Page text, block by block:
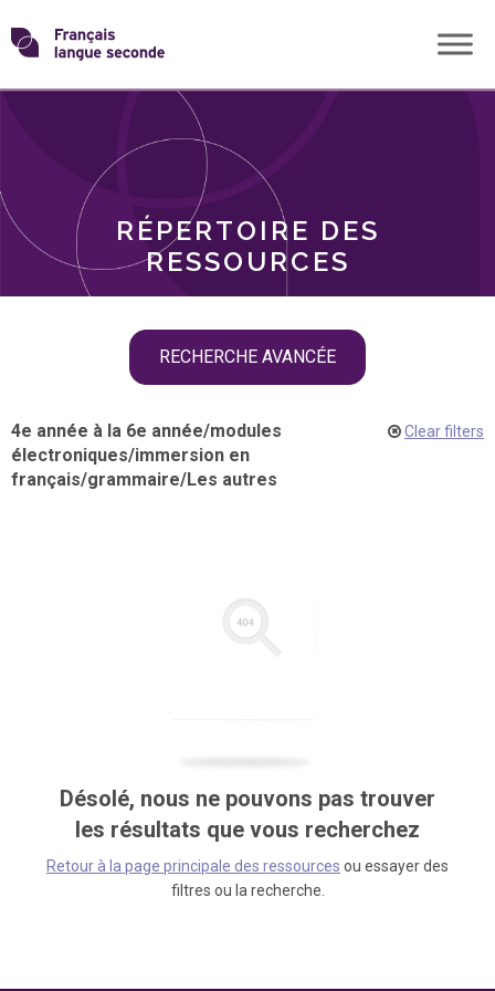
Skip
toTransformons
langue
RÉPERTOIRE DES
RESSOURCES
RECHERCHE AVANCÉE
THÈMES
4e année à la 6e année/modules
électroniques/immersion en
français/grammaire/Les autres
Clear filters
Désolé, nous ne pouvons pas trouver
les résultats que vous recherchez
Retour à la page principale des ressources ou essayer des
filtres ou la recherche.